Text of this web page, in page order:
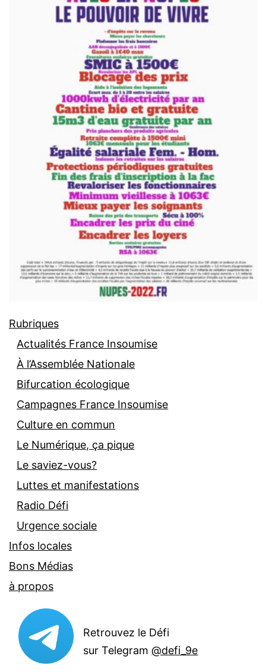
Rubriques
Actualités France Insoumise
À l’Assemblée Nationale
Bifurcation écologique
Campagnes France Insoumise
Culture en commun
Le Numérique, ça pique
Le saviez-vous?
Luttes et manifestations
Radio Défi
Urgence sociale
Infos locales
Bons Médias
à propos
Retrouvez le Défi
sur Telegram@defi_9e